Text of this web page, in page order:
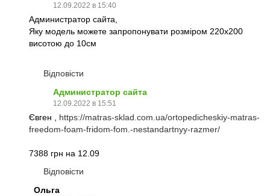
12.09.2022 в 15:40
Администратор сайта,
Яку модель можете запропонувати розміром 220х200
висотою до 10см
Відповісти
Администратор сайта
12.09.2022 в 15:51
Євген , https://matras-sklad.com.ua/ortopedicheskiy-matras-
freedom-foam-fridom-fom.-nestandartnyy-razmer/
7388 грн на 12.09
Відповісти
Ольга